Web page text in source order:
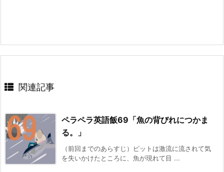
関連記事
ペラペラ英語飯69「魚の背びれにつかま
る。」
（前回までのあらすじ）ピットは激流に流されて気
を失いかけたところに、魚が現れて目 ...